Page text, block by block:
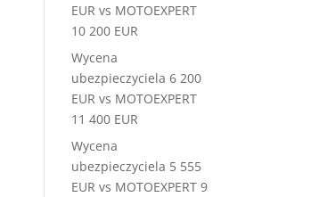
EUR vs MOTOEXPERT
10 200 EUR
Wycena
ubezpieczyciela 6 200
EUR vs MOTOEXPERT
11 400 EUR
Wycena
ubezpieczyciela 5 555
EUR vs MOTOEXPERT 9